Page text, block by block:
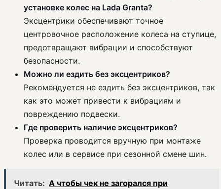
установке колес на Lada Granta?
Эксцентрики обеспечивают точное
центровочное расположение колеса на ступице,
предотвращают вибрации и способствуют
безопасности.
Можно ли ездить без эксцентриков?
Рекомендуется не ездить без эксцентриков, так
как это может привести к вибрациям и
повреждению подвески.
Где проверить наличие эксцентриков?
Проверка проводится вручную при монтаже
колес или в сервисе при сезонной смене шин.
Читать: А чтобы чек не загорался при